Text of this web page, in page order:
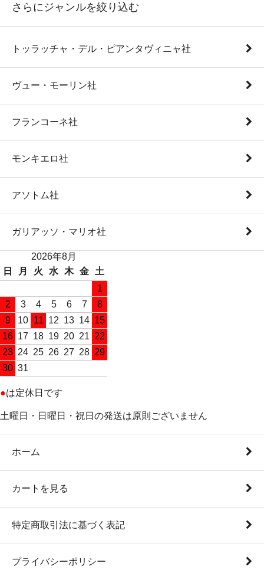
さらにジャンルを絞り込む
トッラッチャ・デル・ピアンタヴィニャ社
ヴュー・モーリン社
フランコーネ社
モンキエロ社
アソトム社
ガリアッソ・マリオ社
2026年8月
日
月 火 水 木 金
土
1
2
3 4 5 6 7
8
9
10 11 12 13 14 15
16 17 18 19 20 21 22
23 24 25 26 27 28 29
30 31
●は定休日です
土曜日・日曜日・祝日の発送は原則ございません
ホーム
カートを見る
特定商取引法に基づく表記
プライバシーポリシー